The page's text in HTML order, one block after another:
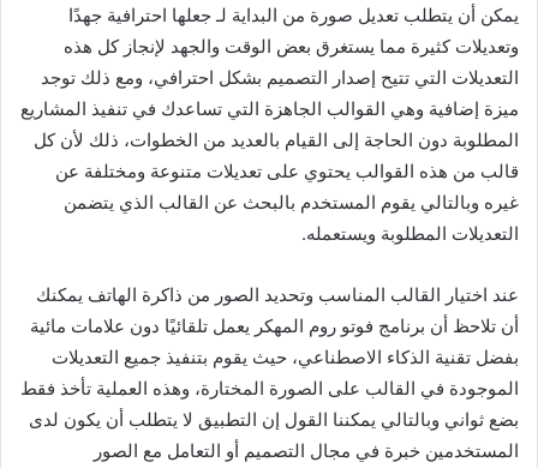
يمكن أن يتطلب تعديل صورة من البداية لـ جعلها احترافية جهدًا
وتعديلات كثيرة مما يستغرق بعض الوقت والجهد لإنجاز كل هذه
التعديلات التي تتيح إصدار التصميم بشكل احترافي، ومع ذلك توجد
ميزة إضافية وهي القوالب الجاهزة التي تساعدك في تنفيذ المشاريع
المطلوبة دون الحاجة إلى القيام بالعديد من الخطوات، ذلك لأن كل
قالب من هذه القوالب يحتوي على تعديلات متنوعة ومختلفة عن
غيره وبالتالي يقوم المستخدم بالبحث عن القالب الذي يتضمن
التعديلات المطلوبة ويستعمله.
عند اختيار القالب المناسب وتحديد الصور من ذاكرة الهاتف يمكنك
أن تلاحظ أن برنامج فوتو روم المهكر يعمل تلقائيًا دون علامات مائية
بفضل تقنية الذكاء الاصطناعي، حيث يقوم بتنفيذ جميع التعديلات
الموجودة في القالب على الصورة المختارة، وهذه العملية تأخذ فقط
بضع ثواني وبالتالي يمكننا القول إن التطبيق لا يتطلب أن يكون لدى
المستخدمين خبرة في مجال التصميم أو التعامل مع الصور